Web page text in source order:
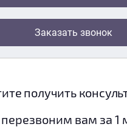
Заказать звонок
получить
вам за 1